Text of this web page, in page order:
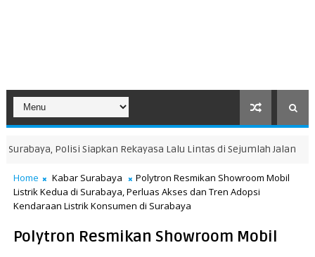
Polisi Siapkan Rekayasa Lalu Lintas di Sejumlah Jalan KABAR
Home Kabar Surabaya
Polytron Resmikan Showroom Mobil
Listrik Kedua di Surabaya, Perluas Akses dan Tren Adopsi
Kendaraan Listrik Konsumen di Surabaya
Polytron Resmikan Showroom Mobil